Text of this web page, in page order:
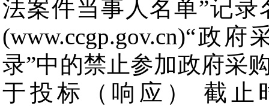
法案件当事人名单”记
(www.ccgp.gov.cn)“政
录”中的禁止参加政府采
于投标（响应） 截止